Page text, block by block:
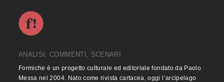
ANALISI, COMMENTI, SCENARI
Formiche è un progetto culturale ed editoriale fondato da Paolo
Messa nel 2004. Nato come rivista cartacea, oggi l’arcipelago